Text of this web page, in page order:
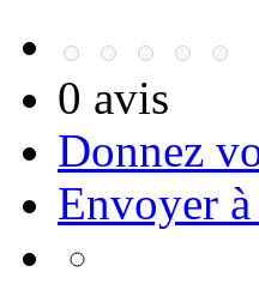
0 avis
Donnez
Envoyer